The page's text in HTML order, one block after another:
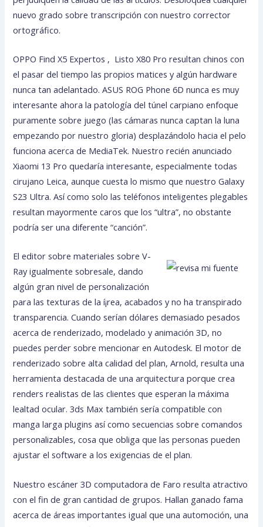
nuevo grado sobre transcripción con nuestro corrector
ortográfico.
OPPO Find X5 Expertos , Listo X80 Pro resultan chinos con
el pasar del tiempo las propios matices y algún hardware
nunca tan adelantado. ASUS ROG Phone 6D nunca es muy
interesante ahora la patologí­a del túnel carpiano enfoque
puramente sobre juego (las cámaras nunca captan la luna
empezando por nuestro gloria) desplazándolo hacia el pelo
funciona acerca de MediaTek. Nuestro recién anunciado
Xiaomi 13 Pro quedaría interesante, especialmente todas
cirujano Leica, aunque cuesta lo mismo que nuestro Galaxy
S23 Ultra. Así­ como solo las teléfonos inteligentes plegables
resultan mayormente caros que los “ultra”, no obstante
podría ser una diferente “canción”.
El editor sobre materiales sobre V-
Ray igualmente sobresale, dando
algún gran nivel de personalización
para las texturas de la í¡rea, acabados y no ha transpirado
transparencia. Cuando serían dólares demasiado pesados
acerca de renderizado, modelado y animación 3D, no
puedes perder sobre mencionar en Autodesk. El motor de
renderizado sobre alta calidad del plan, Arnold, resulta una
herramienta destacada de una arquitectura porque crea
renders realistas de las clientes que esperan la máxima
lealtad ocular. 3ds Max también serí­a compatible con
manga larga plugins así­ como secuencias sobre comandos
personalizables, cosa que obliga que las personas pueden
ajustar el software a los exigencias de el plan.
Nuestro escáner 3D computadora de Faro resulta atractivo
con el fin de gran cantidad de grupos. Hallan ganado fama
acerca de áreas importantes igual que una automoción, una